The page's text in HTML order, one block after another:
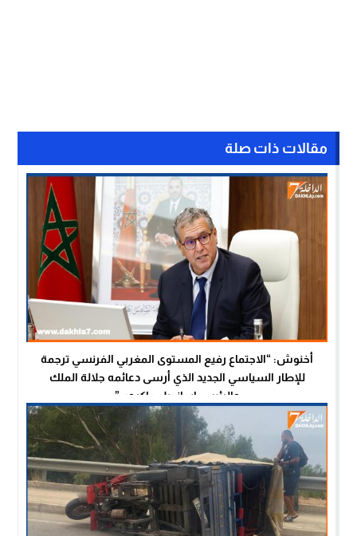
مقالات ذات صلة
أخنوش: “الاجتماع رفيع المستوى المغربي الفرنسي ترجمة
للإطار السياسي الجديد الذي أرسى دعائمه جلالة الملك
والرئيس إيمانويل ماكرون”